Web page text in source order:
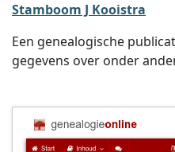
Stamboom J Kooistra
Een genealogische
gegevens over onder